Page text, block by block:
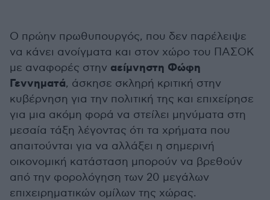
Ο πρώην πρωθυπουργός, που δεν παρέλειψε
να κάνει ανοίγματα και στον χώρο του ΠΑΣΟΚ
με αναφορές στην αείμνηστη Φώφη
Γεννηματά, άσκησε σκληρή κριτική στην
κυβέρνηση για την πολιτική της και επιχείρησε
για μια ακόμη φορά να στείλει μηνύματα στη
μεσαία τάξη λέγοντας ότι τα χρήματα που
απαιτούνται για να αλλάξει η σημερινή
οικονομική κατάσταση μπορούν να βρεθούν
από την φορολόγηση των 20 μεγάλων
επιχειρηματικών ομίλων της χώρας.